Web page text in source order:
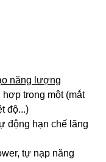
năng lượng
trong một (mắt
độ...)
động hạn chế lãng
tự nạp năng